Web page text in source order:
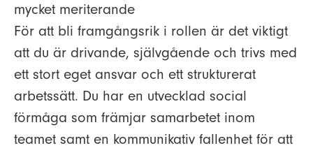
mycket meriterande
För att bli framgångsrik i rollen är det viktigt
att du är drivande, självgående och trivs med
ett stort eget ansvar och ett strukturerat
arbetssätt. Du har en utvecklad social
förmåga som främjar samarbetet inom
teamet samt en kommunikativ fallenhet för att